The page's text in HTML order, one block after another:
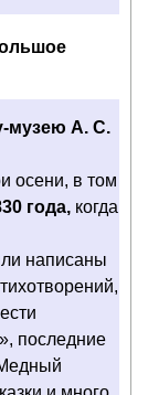
музею А. С.
осени, в том
года, когда
написаны
последние